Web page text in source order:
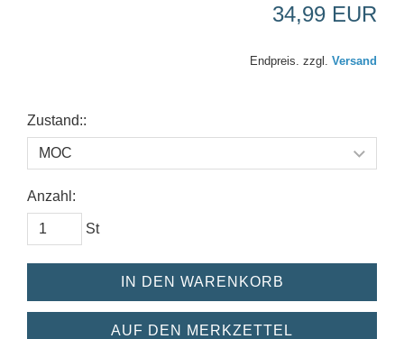
34,99 EUR
Endpreis. zzgl. Versand
Zustand::
Anzahl:
St
IN DEN WARENKORB
AUF DEN MERKZETTEL